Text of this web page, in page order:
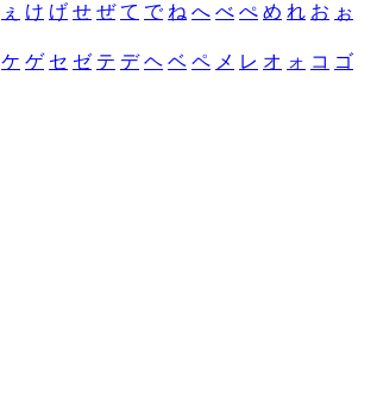
ぇ け げ せ ぜ て で ね へ べ ぺ め れ お ぉ
ケ ゲ セ ゼ テ デ ヘ ベ ペ メ レ オ ォ コ ゴ